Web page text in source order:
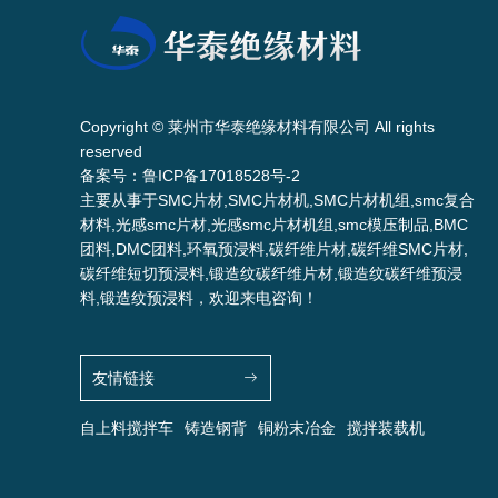
Copyright © 莱州市华泰绝缘材料有限公司 All rights
reserved
备案号： 鲁ICP备17018528号-2
主要从事于SMC片材,SMC片材机,SMC片材机组,smc复合
材料,光感smc片材,光感smc片材机组,smc模压制品,BMC
团料,DMC团料,环氧预浸料,碳纤维片材,碳纤维SMC片材,
碳纤维短切预浸料,锻造纹碳纤维片材,锻造纹碳纤维预浸
料,锻造纹预浸料，欢迎来电咨询！
友情链接
自上料搅拌车 铸造钢背 铜粉末冶金 搅拌装载机